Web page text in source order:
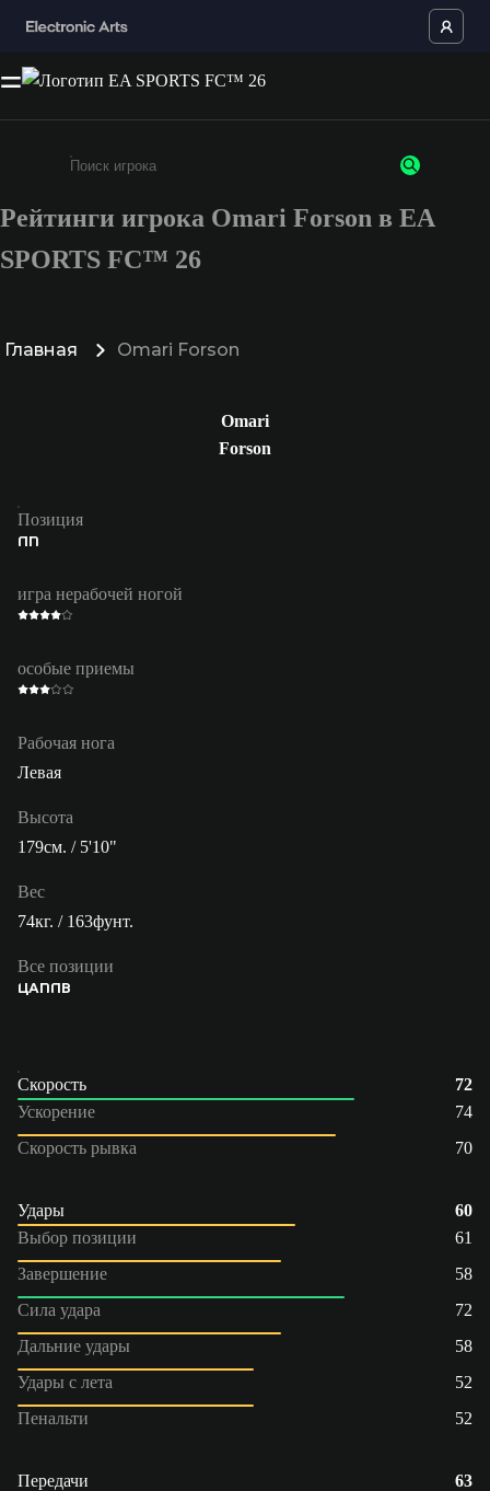
Введите не менее 3 символов или цифр
Рейтинги игрока Omari Forson в EA
SPORTS FC™ 26
Главная Omari Forson
Omari
Forson
Позиция
ПП
игра нерабочей ногой
особые приемы
Рабочая нога
Левая
Высота
179см. / 5'10"
Вес
74кг. / 163фунт.
Все позиции
ЦАППВ
Скорость
72
Ускорение
74
Скорость рывка
70
Удары
60
Выбор позиции
61
Завершение
58
Сила удара
72
Дальние удары
58
Удары с лета
52
Пенальти
52
Передачи
63